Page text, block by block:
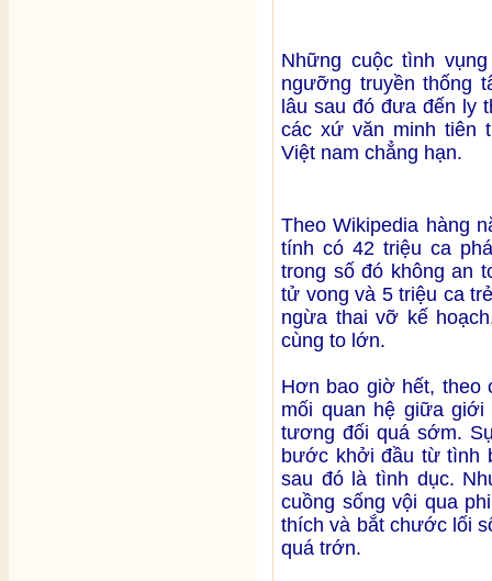
Những cuộc tình
ngưỡng truyền thống
lâu sau đó đưa đến ly
các xứ văn minh tiên
Việt nam chẳng hạn.
Theo Wikipedia hàng
tính có 42 triệu ca
trong số đó không an
tử vong và 5 triệu ca
ngừa thai vỡ kế
cùng to lớn.
Hơn bao giờ hết, theo
mối quan hệ giữa
tương đối quá sớm.
bước khởi đầu từ tình
sau đó là tình dục.
cuồng sống vội qua
thích và bắt chước lối
quá trớn.